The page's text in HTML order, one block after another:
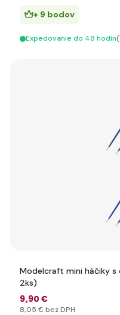
+ 9 bodov
Expedovanie do 48 hodín
Modelcraft mini háčiky
2ks)
9,90 €
8,05 € bez DPH